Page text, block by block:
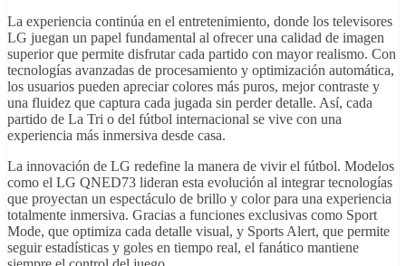
La experiencia continúa en el entretenimiento, donde los televisores
LG juegan un papel fundamental al ofrecer una calidad de imagen
superior que permite disfrutar cada partido con mayor realismo. Con
tecnologías avanzadas de procesamiento y optimización automática,
los usuarios pueden apreciar colores más puros, mejor contraste y
una fluidez que captura cada jugada sin perder detalle. Así, cada
partido de La Tri o del fútbol internacional se vive con una
experiencia más inmersiva desde casa.
La innovación de LG redefine la manera de vivir el fútbol. Modelos
como el LG QNED73 lideran esta evolución al integrar tecnologías
que proyectan un espectáculo de brillo y color para una experiencia
totalmente inmersiva. Gracias a funciones exclusivas como Sport
Mode, que optimiza cada detalle visual, y Sports Alert, que permite
seguir estadísticas y goles en tiempo real, el fanático mantiene